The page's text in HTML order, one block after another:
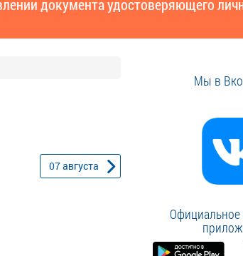
документа удостоверяющего
07августа
Мы в